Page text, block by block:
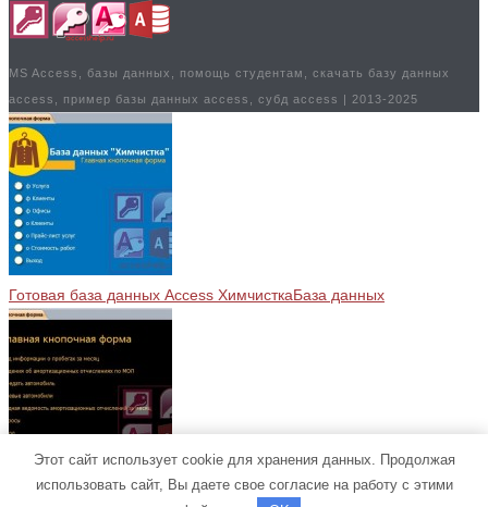
MS Access, базы данных, помощь студентам, скачать базу данных
access, пример базы данных access, субд access | 2013-2025
Готовая база данных Access ХимчисткаБаза данных
Готовая база данных Access Учет амортизации автотранспорта
Этот сайт использует cookie для хранения данных. Продолжая
использовать сайт, Вы даете свое согласие на работу с этими